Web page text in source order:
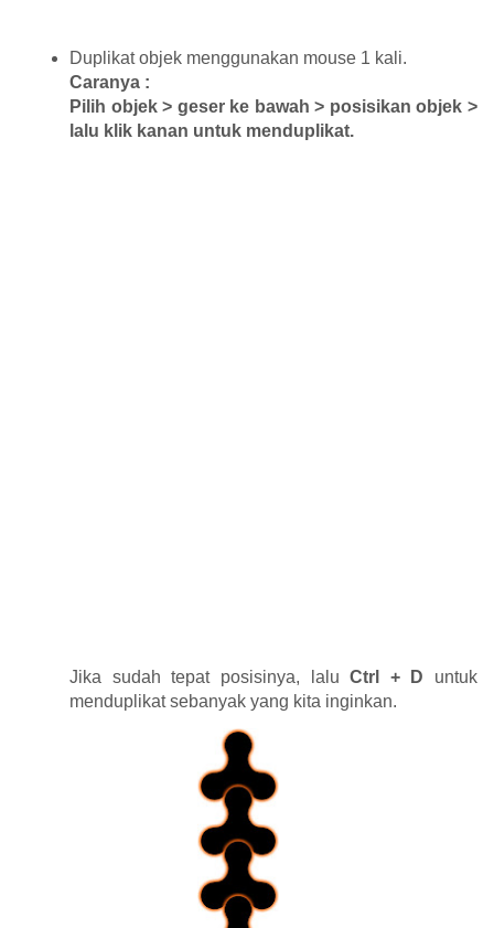
Duplikat objek menggunakan mouse 1 kali.
Caranya :
Pilih objek > geser ke bawah > posisikan objek >
lalu klik kanan untuk menduplikat.
Jika sudah tepat posisinya, laluCtrl + D untuk
menduplikat sebanyak yang kita inginkan.